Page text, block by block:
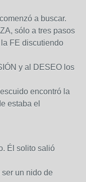
a buscar.
sólo a tres pasos
FE discutiendo
y al DESEO los
encontró la
estaba el
Él solito salió
un nido de